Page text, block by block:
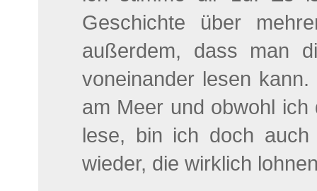
Geschichte über
außerdem, dass man
voneinander lesen
am Meer und obwohl
lese, bin ich doch
wieder, die wirklich